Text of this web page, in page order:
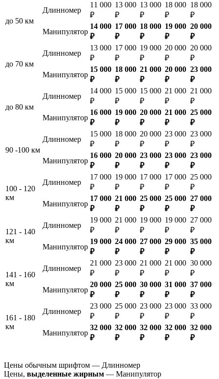
до 50 км
Длинномер
11 000
₽
13 000
₽
13 000
₽
18 000
₽
18 000
₽
Манипулятор
14 000
₽
17 000
₽
18 000
₽
19 000
₽
20 000
₽
до 70 км
Длинномер
13 000
₽
17 000
₽
19 000
₽
20 000
₽
20 000
₽
Манипулятор
15 000
₽
18 000
₽
21 000
₽
20 000
₽
23 000
₽
до 80 км
Длинномер
14 000
₽
15 000
₽
15 000
₽
21 000
₽
21 000
₽
Манипулятор
16 000
₽
19 000
₽
20 000
₽
21 000
₽
25 000
₽
90 -100 км
Длинномер
15 000
₽
18 000
₽
20 000
₽
23 000
₽
23 000
₽
Манипулятор
16 000
₽
20 000
₽
23 000
₽
23 000
₽
23 000
₽
100 - 120
км
Длинномер
17 000
₽
19 000
₽
17 000
₽
17 000
₽
25 000
₽
Манипулятор
17 000
₽
21 000
₽
25 000
₽
25 000
₽
27 000
₽
121 - 140
км
Длинномер
19 000
₽
21 000
₽
19 000
₽
19 000
₽
27 000
₽
Манипулятор
19 000
₽
24 000
₽
27 000
₽
29 000
₽
35 000
₽
141 - 160
км
Длинномер
21 000
₽
23 000
₽
21 000
₽
21 000
₽
30 000
₽
Манипулятор
20 000
₽
25 000
₽
30 000
₽
31 000
₽
37 000
₽
161 - 180
км
Длинномер
23 000
₽
25 000
₽
23 000
₽
23 000
₽
33 000
₽
Манипулятор
32 000
₽
32 000
₽
32 000
₽
32 000
₽
32 000
₽
Цены обычным шрифтом — Длинномер
Цены, выделенные жирным — Манипулятор